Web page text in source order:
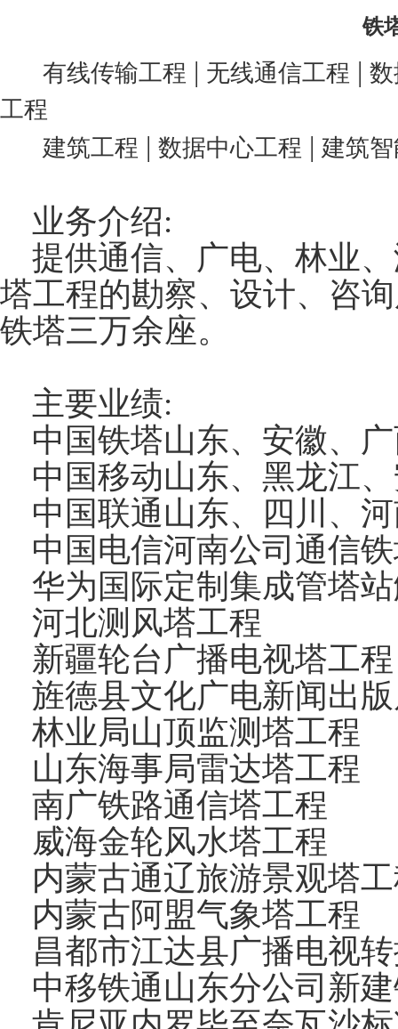
铁
有线传输工程 | 无线通信工程 |
工程
建筑工程 | 数据中心工程 | 建筑
业务介绍:
提供通信、广电、林业
塔工程的勘察、设计、咨
铁塔三万余座。
主要业绩:
中国铁塔山东、安徽、
中国移动山东、黑龙江
中国联通山东、四川、
中国电信河南公司通信
华为国际定制集成管塔
河北测风塔工程
新疆轮台广播电视塔工程
旌德县文化广电新闻出
林业局山顶监测塔工程
山东海事局雷达塔工程
南广铁路通信塔工程
威海金轮风水塔工程
内蒙古通辽旅游景观塔
内蒙古阿盟气象塔工程
昌都市江达县广播电视
中移铁通山东分公司新